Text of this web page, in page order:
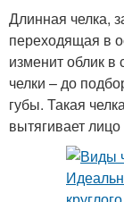
Длинная челка,
переходящая в
изменит облик
челки – до
губы. Такая
вытягивает